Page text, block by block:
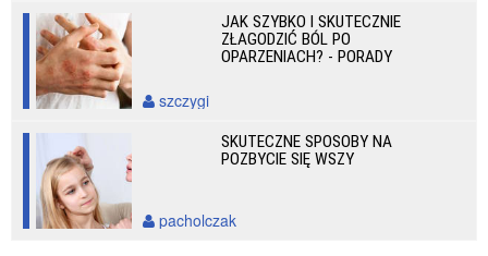
JAK SZYBKO I SKUTECZNIE
ZŁAGODZIĆ BÓL PO
OPARZENIACH? - PORADY
szczygi
SKUTECZNE SPOSOBY NA
POZBYCIE SIĘ WSZY
pacholczak